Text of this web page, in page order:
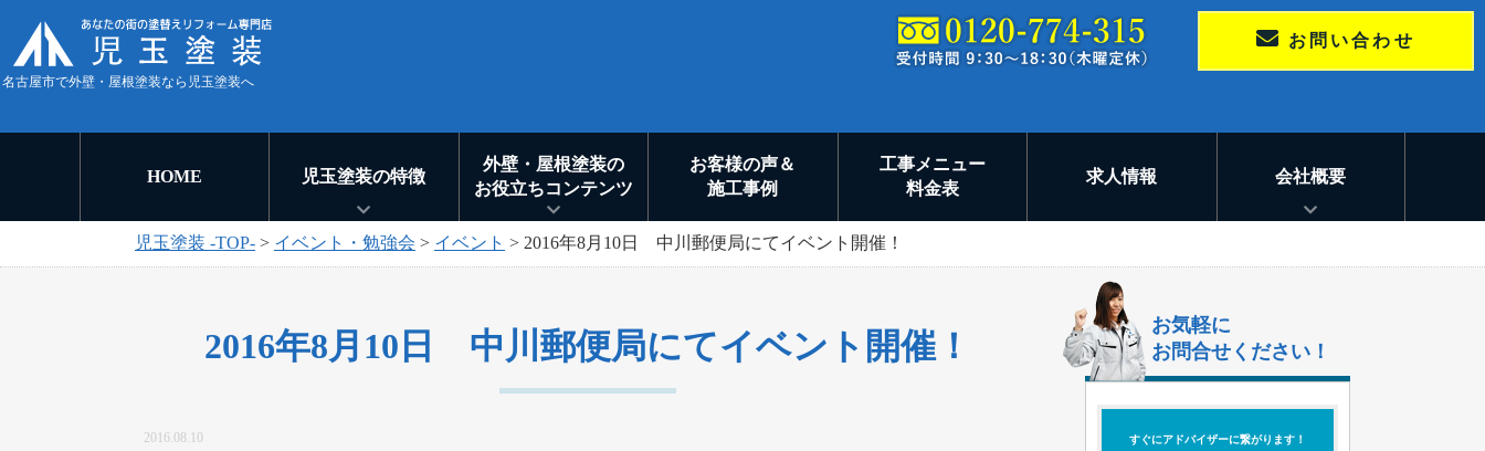
名古屋市で外壁・屋根塗装なら児玉塗装へ
お問い合わせ
HOME 児玉塗装の特徴
外壁・屋根塗装の
お役立ちコンテンツ
お客様の声＆
施工事例
工事メニュー
料金表
求人情報 会社概要
児玉塗装 -TOP- > イベント・勉強会 > イベント > 2016年8月10日 中川郵便局にてイベント開催！
2016年8月10日 中川郵便局にてイベント開催！
2016.08.10
お気軽に
お問合せください！
すぐにアドバイザーに繋がります！